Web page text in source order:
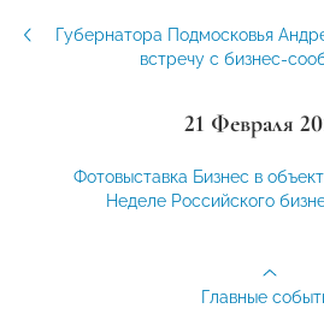
Губернатора Подмосковья
встречу с бизнес-
21 Февраля
Фотовыставка Бизнес в
Неделе Российского
Главные